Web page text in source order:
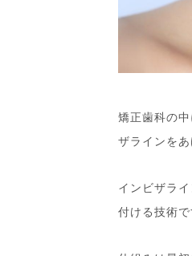
矯正歯科の
ザラインをあ
インビザラ
付ける技術で